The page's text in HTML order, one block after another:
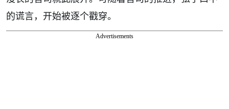
的谎言，开始被逐个戳穿。
Advertisements